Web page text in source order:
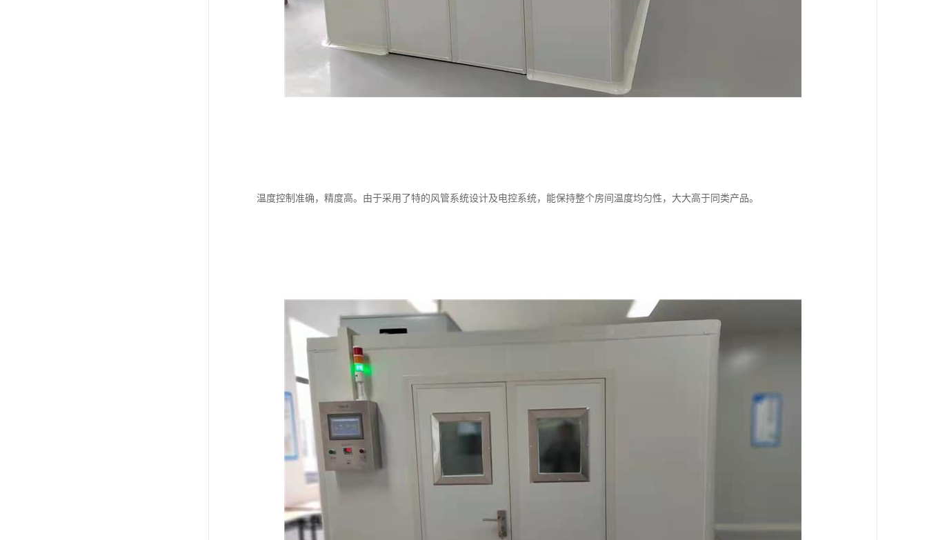
温度控制准确，精度高。由于采用了特的风管系统设计及电控系统，能保持整个房间温度均匀性，大大高于同类产品。